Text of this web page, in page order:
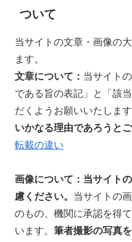
ついて
当サイトの文章・画像の
ます。
文章について： 当サイト
である旨の表記」と「該
だくようお願いいたします
いかなる理由であろうと
転載の違い
画像について：当サイトの
慮ください。 当サイトの
のもの、機関に承認を得
います。 筆者撮影の写真